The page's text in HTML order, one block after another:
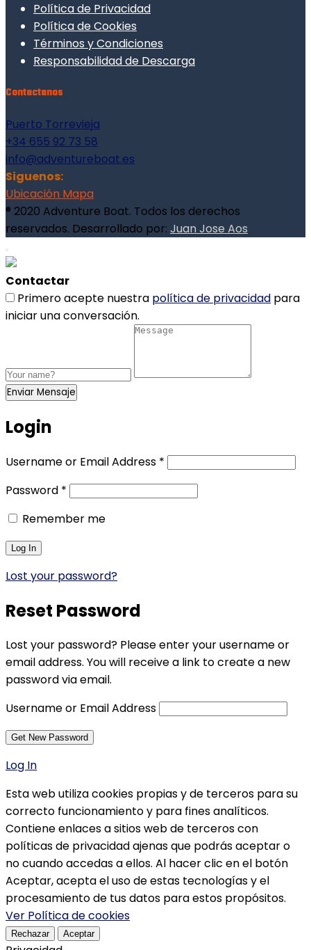
Política de Privacidad
Política de Cookies
Términos y Condiciones
Responsabilidad de Descarga
Contactanos
Puerto Torrevieja
+34 655 92 73 58
info@adventureboat.es
Siguenos:
Ubicación Mapa
® 2020 Adventure Boat. Todos los derechos
reservados. Desarrollado por: Juan Jose Aos
Contactar
Primero acepte nuestra política de privacidad para
iniciar una conversación.
Enviar Mensaje
Login
Username or Email Address *
Password *
Remember me
Lost your password?
Reset Password
Lost your password? Please enter your username or
email address. You will receive a link to create a new
password via email.
Username or Email Address
Log In
Esta web utiliza cookies propias y de terceros para su
correcto funcionamiento y para fines analíticos.
Contiene enlaces a sitios web de terceros con
políticas de privacidad ajenas que podrás aceptar o
no cuando accedas a ellos. Al hacer clic en el botón
Aceptar, acepta el uso de estas tecnologías y el
procesamiento de tus datos para estos propósitos.
Ver Política de cookies
Rechazar Aceptar